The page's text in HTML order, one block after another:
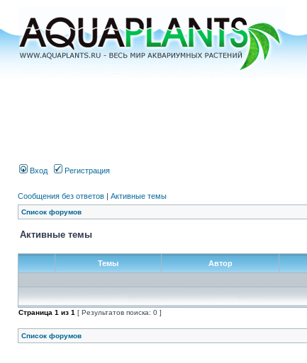
Вход Регистрация
Сообщения без ответов | Активные темы
Список форумов
Активные темы
Темы Автор
Страница 1 из 1 [ Результатов поиска: 0 ]
Список форумов